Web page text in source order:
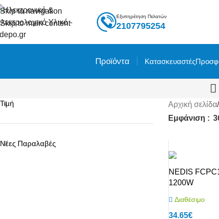
Skip to navigation
Skip to main content
Εξυπηρέτηση Πελατών
2107795254
Προϊόντα Κατασκευαστές
Τιμή
Νέες Παραλαβές
Αρχική σελίδα/
Εμφάνιση
NEDIS
1200W
Διαθέσιμο
34.65€